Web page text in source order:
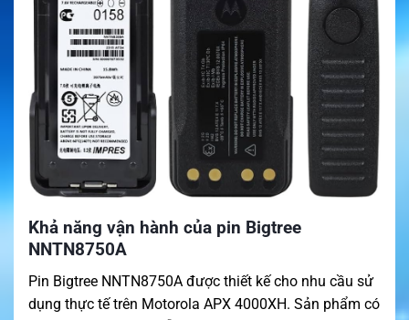
Khả năng vận hành của pin Bigtree
NNTN8750A
Pin Bigtree NNTN8750A được thiết kế cho nhu cầu sử
dụng thực tế trên Motorola APX 4000XH. Sản phẩm có